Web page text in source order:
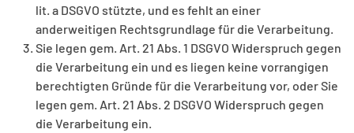
lit. a DSGVO stützte, und es fehlt an einer
anderweitigen Rechtsgrundlage für die Verarbeitung.
Sie legen gem. Art. 21 Abs. 1 DSGVO Widerspruch gegen
die Verarbeitung ein und es liegen keine vorrangigen
berechtigten Gründe für die Verarbeitung vor, oder Sie
legen gem. Art. 21 Abs. 2 DSGVO Widerspruch gegen
die Verarbeitung ein.